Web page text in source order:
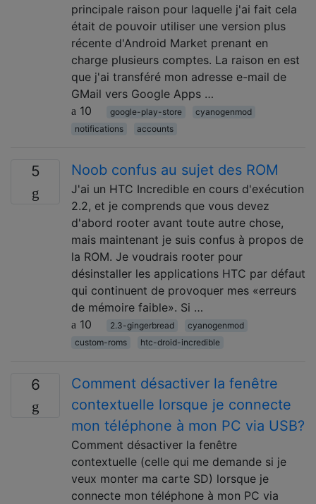
principale raison pour laquelle j'ai fait cela
était de pouvoir utiliser une version plus
récente d'Android Market prenant en
charge plusieurs comptes. La raison en est
que j'ai transféré mon adresse e-mail de
GMail vers Google Apps …
10
google-play-store
cyanogenmod
notifications
accounts
5 Noob confus au sujet des ROM
J'ai un HTC Incredible en cours d'exécution
2.2, et je comprends que vous devez
d'abord rooter avant toute autre chose,
mais maintenant je suis confus à propos de
la ROM. Je voudrais rooter pour
désinstaller les applications HTC par défaut
qui continuent de provoquer mes «erreurs
de mémoire faible». Si …
10
2.3-gingerbread
cyanogenmod
custom-roms
htc-droid-incredible
6
Comment désactiver la fenêtre
contextuelle lorsque je connecte
mon téléphone à mon PC via USB?
Comment désactiver la fenêtre
contextuelle (celle qui me demande si je
veux monter ma carte SD) lorsque je
connecte mon téléphone à mon PC via